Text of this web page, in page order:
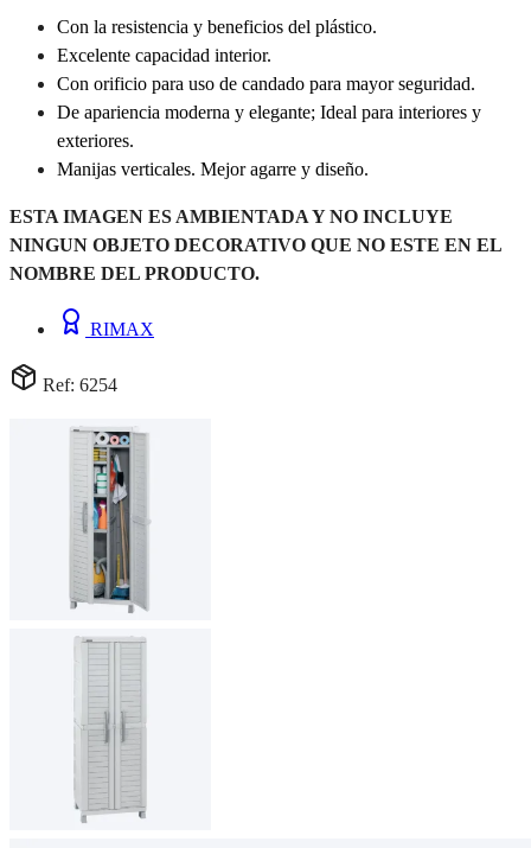
Con la resistencia y beneficios del plástico.
Excelente capacidad interior.
Con orificio para uso de candado para mayor seguridad.
De apariencia moderna y elegante; Ideal para interiores y
exteriores.
Manijas verticales. Mejor agarre y diseño.
ESTA IMAGEN ES AMBIENTADA Y NO INCLUYE
NINGUN OBJETO DECORATIVO QUE NO ESTE EN EL
NOMBRE DEL PRODUCTO.
RIMAX
Ref: 6254